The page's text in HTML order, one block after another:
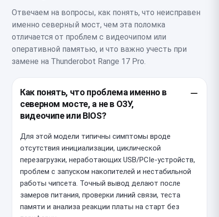
Отвечаем на вопросы, как понять, что неисправен
именно северный мост, чем эта поломка
отличается от проблем с видеочипом или
оперативной памятью, и что важно учесть при
замене на Thunderobot Range 17 Pro.
Как понять, что проблема именно в
северном мосте, а не в ОЗУ,
видеочипе или BIOS?
Для этой модели типичны симптомы вроде
отсутствия инициализации, циклической
перезагрузки, неработающих USB/PCIe-устройств,
проблем с запуском накопителей и нестабильной
работы чипсета. Точный вывод делают после
замеров питания, проверки линий связи, теста
памяти и анализа реакции платы на старт без